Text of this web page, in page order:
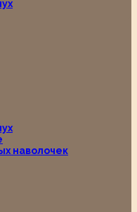
наволочек